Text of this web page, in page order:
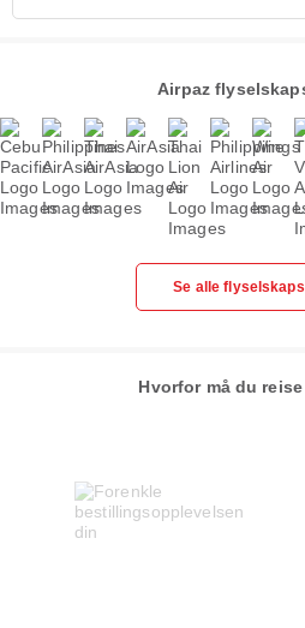
Airpaz
Se alle
Hvorfor må du